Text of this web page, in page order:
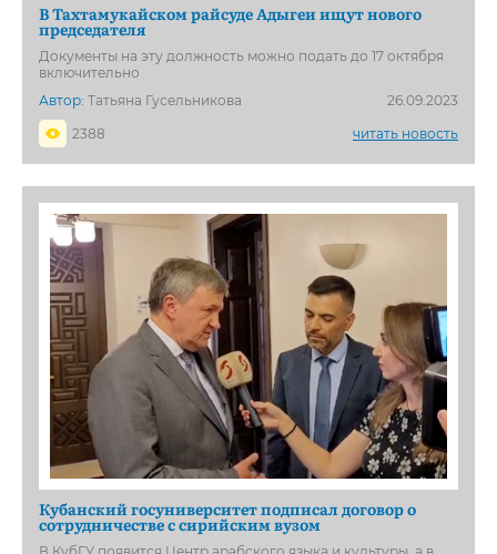
В Тахтамукайском райсуде Адыгеи ищут нового
председателя
Документы на эту должность можно подать до 17 октября
включительно
Автор: Татьяна Гусельникова
26.09.2023
2388
читать новость
Кубанский госуниверситет подписал договор о
сотрудничестве с сирийским вузом